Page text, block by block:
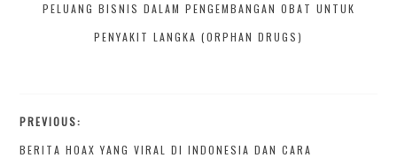
PELUANG BISNIS DALAM PENGEMBANGAN OBAT UNTUK
PENYAKIT LANGKA (ORPHAN DRUGS)
PREVIOUS:
BERITA HOAX YANG VIRAL DI INDONESIA DAN CARA